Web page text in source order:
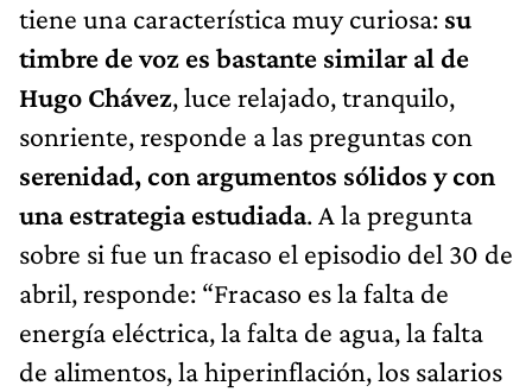
tiene una característica muy curiosa: su
timbre de voz es bastante similar al de
Hugo Chávez, luce relajado, tranquilo,
sonriente, responde a las preguntas con
serenidad, con argumentos sólidos y con
una estrategia estudiada. A la pregunta
sobre si fue un fracaso el episodio del 30 de
abril, responde: “Fracaso es la falta de
energía eléctrica, la falta de agua, la falta
de alimentos, la hiperinflación, los salarios